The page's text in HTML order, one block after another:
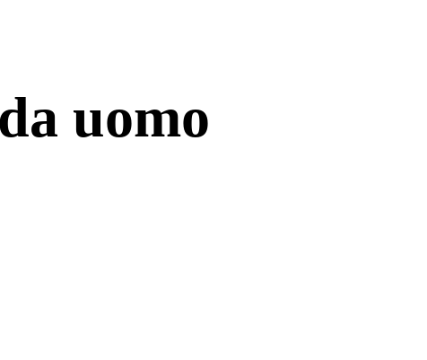
uomo